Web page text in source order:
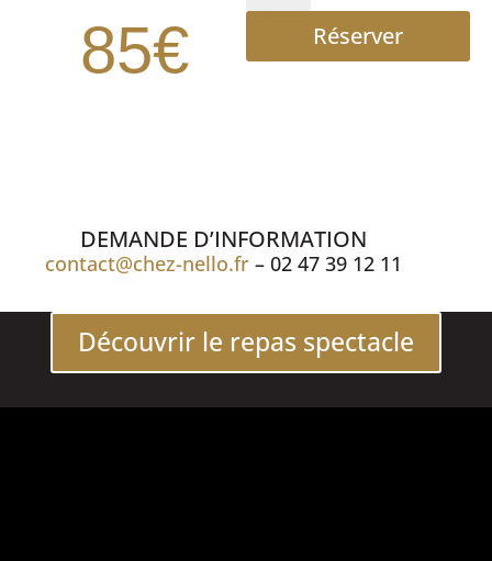
85€
DINER
SPECTACLERéserver
DEMANDE D’INFORMATION
contact@chez-nello.fr – 02 47 39 12 11
Découvrir le repas spectacle